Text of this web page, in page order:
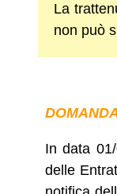
La
non può
In data
delle